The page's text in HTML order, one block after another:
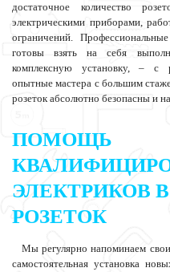
достаточное количество
электрическими приборами,
ограничений.
готовы взять на себя
комплексную установку, – с
опытные мастера с большим
розеток абсолютно безопасны и
ПОМОЩЬ
ЭЛЕКТРИКОВ
РОЗЕТОК
Мы регулярно напоминаем
самостоятельная установка